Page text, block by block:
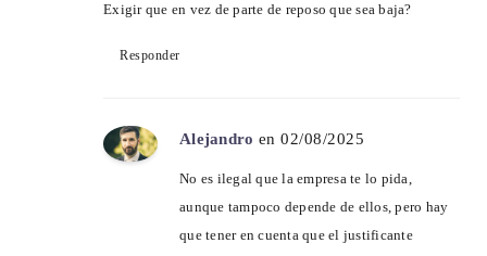
Exigir que en vez de parte de reposo que sea baja?
Responder
Alejandro en 02/08/2025
No es ilegal que la empresa te lo pida,
aunque tampoco depende de ellos, pero hay
que tener en cuenta que el justificante